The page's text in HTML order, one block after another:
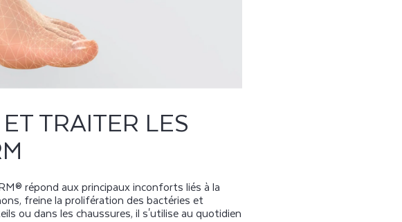
TRAITER LES
répond aux principaux inconforts liés à la
freine la prolifération des bactéries et
ou dans les chaussures, il s'utilise au quotidien